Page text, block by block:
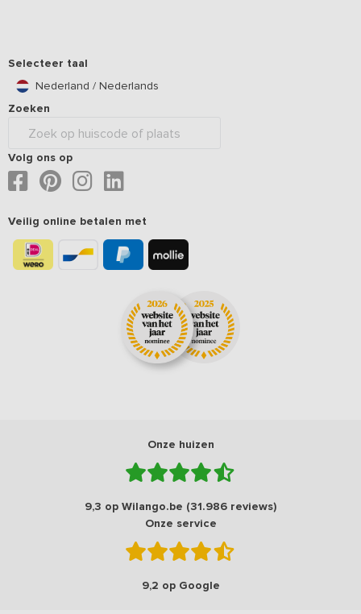
Selecteer taal
Nederland / Nederlands
Zoeken
Volg ons op
Veilig online betalen met
Onze huizen
9,3 op Wilango.be (31.986 reviews)
Onze service
9,2 op Google